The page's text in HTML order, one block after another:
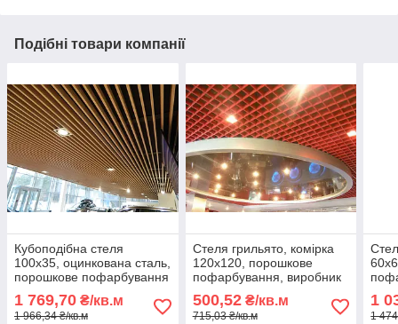
Подібні товари компанії
Кубоподібна стеля
100х35, оцинкована сталь,
порошкове пофарбування
1 769,70 ₴/кв.м
1 966,34 ₴/кв.м
Стеля грильято, комірка
120х120, порошкове
пофарбування, виробник
АМТТ
500,52₴/кв.м
715,03 ₴/кв.м
1
1